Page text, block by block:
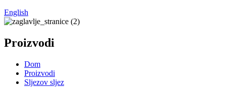
English
Proizvodi
Dom
Proizvodi
Sljezov sljez